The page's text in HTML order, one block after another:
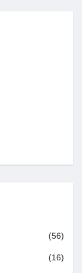
(56)
(16)